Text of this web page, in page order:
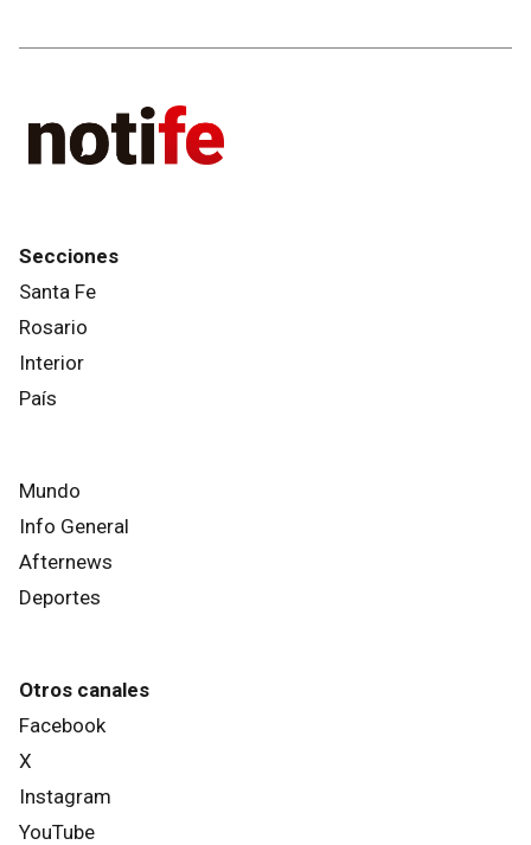
Secciones
Santa Fe
Rosario
Interior
País
Mundo
Info General
Afternews
Deportes
Otros canales
Facebook
X
Instagram
YouTube